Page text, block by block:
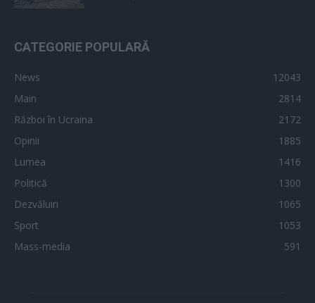
CATEGORIE POPULARĂ
News
12043
Main
2814
Război în Ucraina
2172
Opinii
1885
Lumea
1416
Politică
1300
Dezvăluiri
1065
Sport
1053
Mass-media
591